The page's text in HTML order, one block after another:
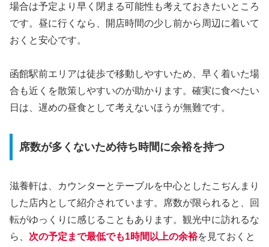
場合は予定より早く閉まる可能性も考えておきたいところ
です。昼に行くなら、開店時間の少し前から周辺に着いて
おくと安心です。
函館駅前エリアは徒歩で移動しやすいため、早く着いた場
合も近くを散策しやすいのが助かります。確実に食べたい
日は、遅めの昼食として考えないほうが無難です。
席数が多くないため待ち時間に余裕を持つ
滋養軒は、カウンターとテーブルを中心としたこぢんまり
した店内として紹介されています。席数が限られると、回
転がゆっくりに感じることもあります。観光中に訪れるな
ら、 次の予定まで最低でも1時間以上の余裕を見ておくと